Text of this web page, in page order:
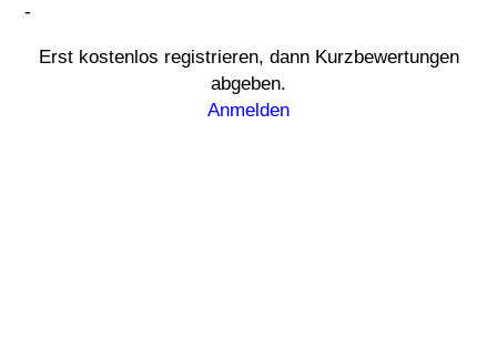
-
Erst kostenlos registrieren, dann Kurzbewertungen
abgeben.
Anmelden